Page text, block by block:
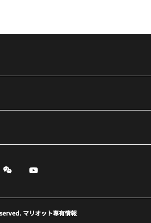
くウで開く
ウィンドウで開く
Messenger
新しいウィンドウで開く
新しいウィンドウで開く
マリオット専有情報